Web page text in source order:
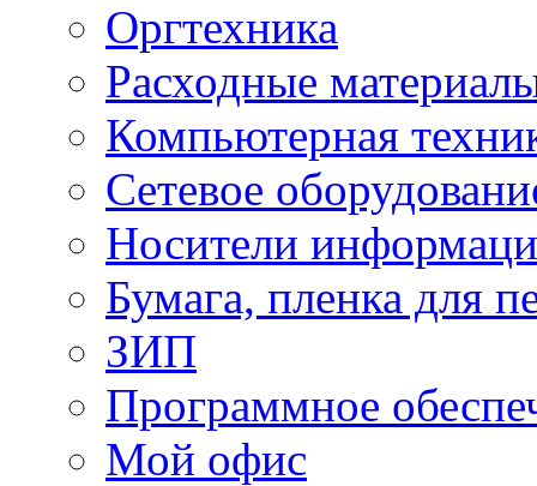
Оргтехника
Расходные
Компьютерная
Сетевое
Носители
Бумага, пленка для
ЗИП
Программное
Мой офис